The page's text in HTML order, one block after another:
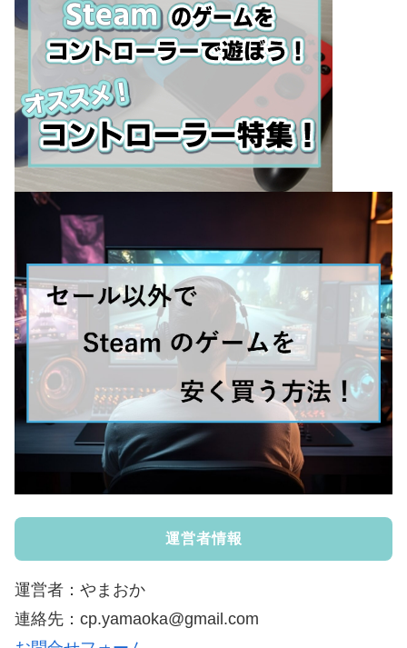
運営者情報
運営者：やまおか
連絡先：cp.yamaoka@gmail.com